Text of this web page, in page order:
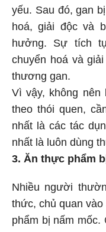
yếu. Sau đó, gan
hoá, giải độc và
hưởng. Sự tích
chuyển hoá và
thương gan.
Vì vậy, không nên
theo thói quen,
nhất là các tác
nhất là luôn dùng
3. Ăn thực phẩm
Nhiều người
thức, chủ quan
phẩm bị nấm